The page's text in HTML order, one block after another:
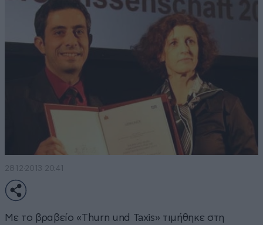
28·12·2013 20:41
Με το βραβείο «Thurn und Taxis» τιμήθηκε στη